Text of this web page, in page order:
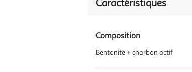
Caractéristiques
Composition
Bentonite + charbon actif